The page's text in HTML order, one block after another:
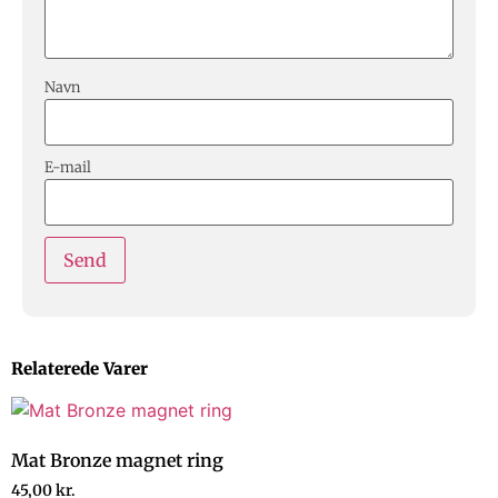
Navn
E-mail
Relaterede Varer
Mat Bronze magnet ring
45,00kr.